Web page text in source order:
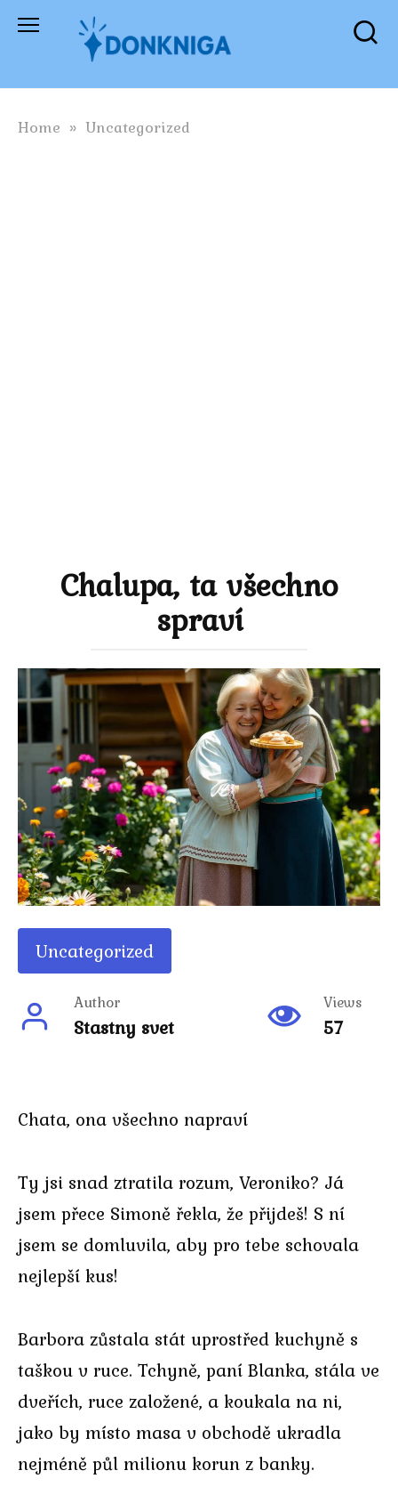
Skip
Home » Uncategorized
Chalupa, ta všechno
spraví
Uncategorized
Author
Stastny svet
Views
57
Chata, ona všechno napraví
Ty jsi snad ztratila rozum, Veroniko? Já
jsem přece Simoně řekla, že přijdeš! S ní
jsem se domluvila, aby pro tebe schovala
nejlepší kus!
Barbora zůstala stát uprostřed kuchyně s
taškou v ruce. Tchyně, paní Blanka, stála ve
dveřích, ruce založené, a koukala na ni,
jako by místo masa v obchodě ukradla
nejméně půl milionu korun z banky.